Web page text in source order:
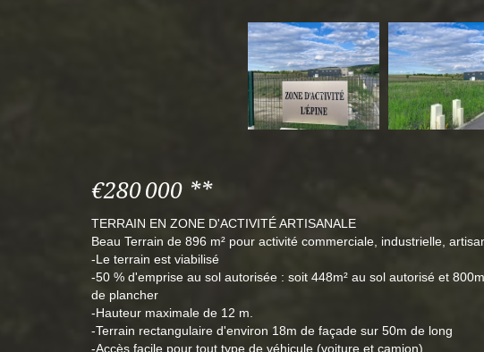
€280 000 **
TERRAIN EN ZONE D'ACTIVITÉ ARTISANALE
Beau Terrain de 896 m² pour activité commerciale, industrielle,
-Le terrain est viabilisé
-50 % d'emprise au sol autorisée : soit 448m² au sol autorisé et
de plancher
-Hauteur maximale de 12 m.
-Terrain rectangulaire d'environ 18m de façade sur 50m de long
-Accès facile pour tout type de véhicule (voiture et camion)